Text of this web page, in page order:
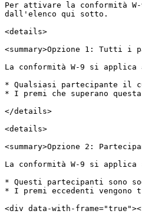
Per attivare la conformità
dall'elenco qui sotto.
<details>
<summary>Opzione 1: Tutti i
La conformità W-9 si
* Qualsiasi partecipante il
* I premi che superano
</details>
<details>
<summary>Opzione 2:
La conformità W-9 si
* Questi partecipanti sono
* I premi eccedenti
<div data-with-